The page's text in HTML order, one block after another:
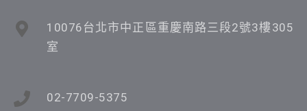
10076台北市中正區重慶南路三段2號3樓305
室
02-7709-5375